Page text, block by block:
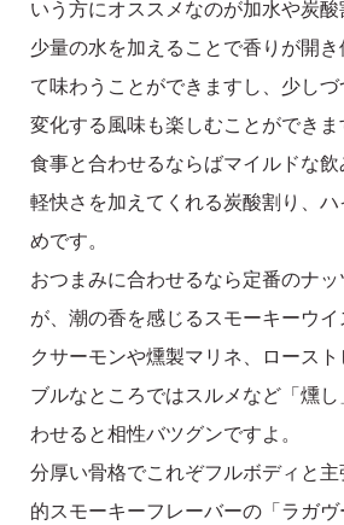
いう方にオススメなのが加水や炭酸
少量の水を加えることで香りが開
て味わうことができますし、少し
変化する風味も楽しむことができま
食事と合わせるならばマイルドな
軽快さを加えてくれる炭酸割り、
めです。
おつまみに合わせるなら定番のナ
が、潮の香を感じるスモーキーウ
クサーモンや燻製マリネ、ロース
ブルなところではスルメなど「燻
わせると相性バツグンですよ。
分厚い骨格でこれぞフルボディと
的スモーキーフレーバーの「ラガ